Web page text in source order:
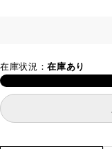
在庫状況：在庫あり